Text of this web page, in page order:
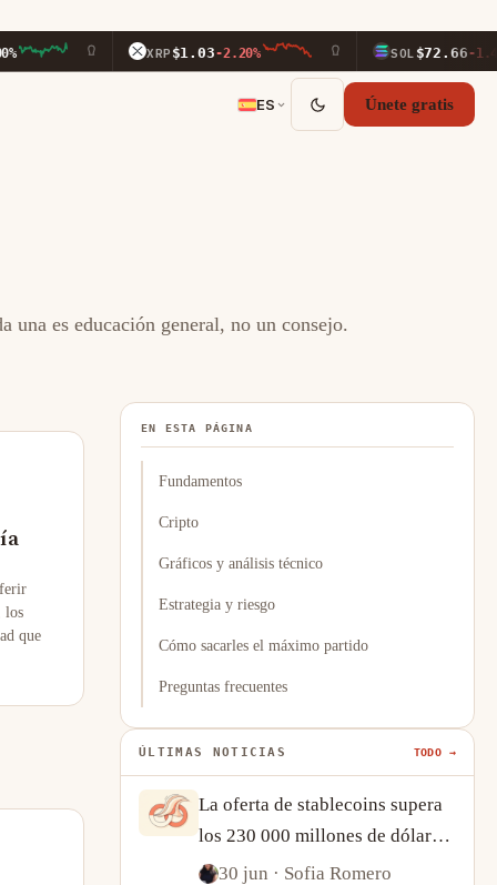
XRP $1.03-2.20% SOL $72.66 -1.40%
ES Únete gratis
es educación general, no un consejo.
los
que
EN ESTA PÁGINA
Fundamentos
Cripto
Gráficos y análisis técnico
Estrategia y riesgo
Cómo sacarles el máximo partido
Preguntas frecuentes
ÚLTIMAS NOTICIAS TODO →
La oferta de stablecoins supera
los 230 000 millones de dólares:
qué nos dice el crecimiento de
30 jun · Sofia Romero